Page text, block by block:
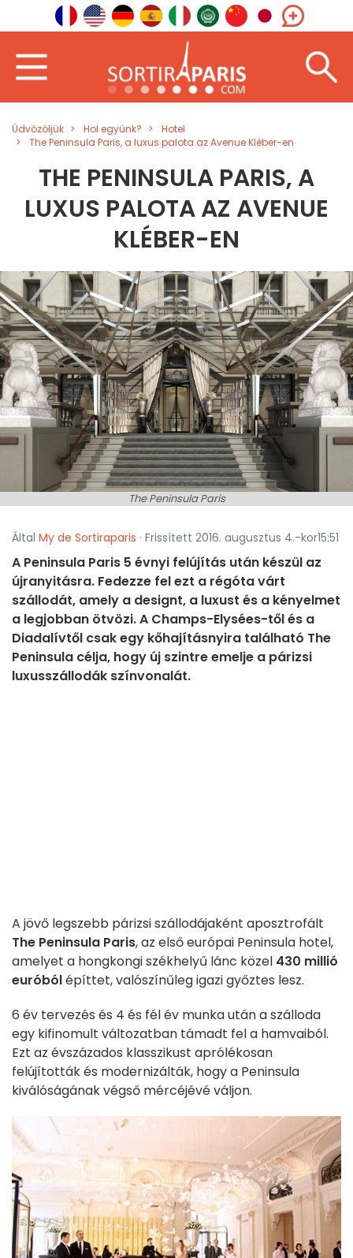
Üdvözöljük Hol együnk?
Hotel
The Peninsula Paris, a luxus palota az Avenue Kléber-en
THE PENINSULA PARIS, A
LUXUS PALOTA AZ AVENUE
KLÉBER-EN
The Peninsula Paris
Által My de Sortiraparis · Frissített 2016. augusztus 4.-kor15:51
A Peninsula Paris 5 évnyi felújítás után készül az
újranyitásra. Fedezze fel ezt a régóta várt
szállodát, amely a designt, a luxust és a kényelmet
a legjobban ötvözi. A Champs-Elysées-től és a
Diadalívtől csak egy kőhajításnyira található The
Peninsula célja, hogy új szintre emelje a párizsi
luxusszállodák színvonalát.
A jövő legszebb párizsi szállodájaként aposztrofált
The Peninsula Paris, az első európai Peninsula hotel,
amelyet a hongkongi székhelyű lánc közel 430 millió
euróbólépíttet, valószínűleg igazi győztes lesz.
6 év tervezés és 4 és fél év munka után a szálloda
egy kifinomult változatban támadt fel a hamvaiból.
Ezt az évszázados klasszikust aprólékosan
felújították és modernizálták, hogy a Peninsula
kiválóságának végső mércéjévé váljon.